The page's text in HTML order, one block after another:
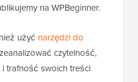
na WPBeginner.
użyć narzędzi do
czytelność,
trafność swoich treści